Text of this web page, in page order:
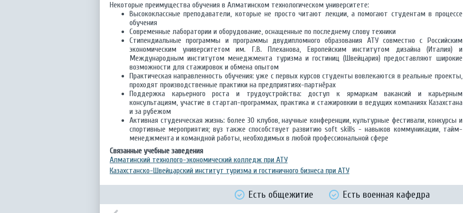
Некоторые преимущества обучения в Алматинском технологическом университете:
Высококлассные преподаватели, которые не просто читают лекции, а помогают студентам в процессе
обучения
Современные лаборатории и оборудование, оснащенные по последнему слову техники
Стипендиальные программы и программы двудипломного образования АТУ совместно с Российским
экономическим университетом им. Г.В. Плеханова, Европейским институтом дизайна (Италия) и
Международным институтом менеджмента туризма и гостиниц (Швейцария) предоставляют широкие
возможности для стажировок и обмена опытом
Практическая направленность обучения: уже с первых курсов студенты вовлекаются в реальные проекты,
проходят производственные практики на предприятиях-партнёрах
Поддержка карьерного роста и трудоустройства: доступ к ярмаркам вакансий и карьерным
консультациям, участие в стартап-программах, практика и стажировкии в ведущих компаниях Казахстана
и за рубежом
Активная студенческая жизнь: более 30 клубов, научные конференции, культурные фестивали, конкурсы и
спортивные мероприятия; вуз также способствует развитию soft skills - навыков коммуникации, тайм-
менеджмента и командной работы, необходимых в любой профессиональной сфере
Связанные учебные заведения
Алматинский технолого-экономический колледж при АТУ
Казахстанско-Швейцарский институт туризма и гостиничного бизнеса при АТУ
Есть общежитие Есть военная кафедра